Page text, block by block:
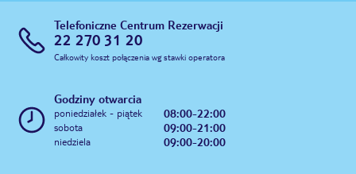
Telefoniczne Centrum Rezerwacji
22 270 31 20
Całkowity koszt połączenia wg stawki operatora
Godziny otwarcia
poniedziałek - piątek 08:00-22:00
sobota 09:00-21:00
niedziela 09:00-20:00